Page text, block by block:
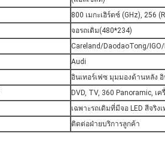
800 เมกะเฮิร์ตซ์ (GHz), 256
จอรถเดิม(480*234)
Careland/DaodaoTong/IGO/
Audi
อินเทอร์เฟซ มุมมองด้านหลัง
DVD, TV, 360 Panoramic, เ
เฉพาะรถเดิมที่มีจอ LED สีจริ
ติดต่อฝ่ายบริการลูกค้า